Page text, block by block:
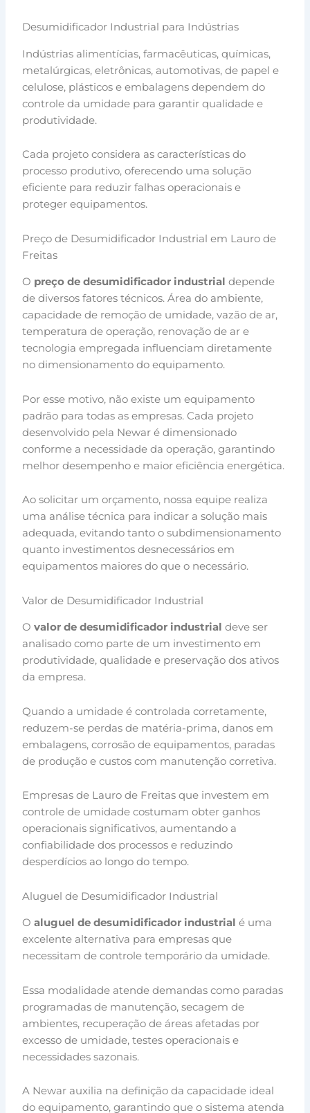
Desumidificador Industrial para Indústrias
Indústrias alimentícias, farmacêuticas, químicas,
metalúrgicas, eletrônicas, automotivas, de papel e
celulose, plásticos e embalagens dependem do
controle da umidade para garantir qualidade e
produtividade.
Cada projeto considera as características do
processo produtivo, oferecendo uma solução
eficiente para reduzir falhas operacionais e
proteger equipamentos.
Preço de Desumidificador Industrial em Lauro de
Freitas
O preço de desumidificador industrial depende
de diversos fatores técnicos. Área do ambiente,
capacidade de remoção de umidade, vazão de ar,
temperatura de operação, renovação de ar e
tecnologia empregada influenciam diretamente
no dimensionamento do equipamento.
Por esse motivo, não existe um equipamento
padrão para todas as empresas. Cada projeto
desenvolvido pela Newar é dimensionado
conforme a necessidade da operação, garantindo
melhor desempenho e maior eficiência energética.
Ao solicitar um orçamento, nossa equipe realiza
uma análise técnica para indicar a solução mais
adequada, evitando tanto o subdimensionamento
quanto investimentos desnecessários em
equipamentos maiores do que o necessário.
Valor de Desumidificador Industrial
Ovalor de desumidificador industrial deve ser
analisado como parte de um investimento em
produtividade, qualidade e preservação dos ativos
da empresa.
Quando a umidade é controlada corretamente,
reduzem-se perdas de matéria-prima, danos em
embalagens, corrosão de equipamentos, paradas
de produção e custos com manutenção corretiva.
Empresas de Lauro de Freitas que investem em
controle de umidade costumam obter ganhos
operacionais significativos, aumentando a
confiabilidade dos processos e reduzindo
desperdícios ao longo do tempo.
Aluguel de Desumidificador Industrial
Oaluguel de desumidificador industrial é uma
excelente alternativa para empresas que
necessitam de controle temporário da umidade.
Essa modalidade atende demandas como paradas
programadas de manutenção, secagem de
ambientes, recuperação de áreas afetadas por
excesso de umidade, testes operacionais e
necessidades sazonais.
A Newar auxilia na definição da capacidade ideal
do equipamento, garantindo que o sistema atenda